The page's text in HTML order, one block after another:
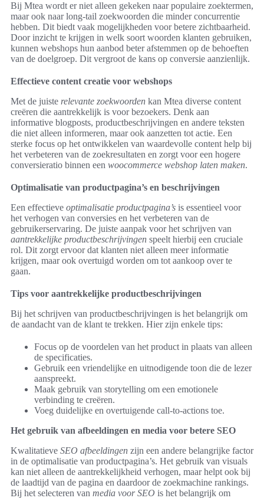
Bij Mtea wordt er niet alleen gekeken naar populaire zoektermen,
maar ook naar long-tail zoekwoorden die minder concurrentie
hebben. Dit biedt vaak mogelijkheden voor betere zichtbaarheid.
Door inzicht te krijgen in welk soort woorden klanten gebruiken,
kunnen webshops hun aanbod beter afstemmen op de behoeften
van de doelgroep. Dit vergroot de kans op conversie aanzienlijk.
Effectieve content creatie voor webshops
Met de juiste relevante zoekwoorden kan Mtea diverse content
creëren die aantrekkelijk is voor bezoekers. Denk aan
informative blogposts, productbeschrijvingen en andere teksten
die niet alleen informeren, maar ook aanzetten tot actie. Een
sterke focus op het ontwikkelen van waardevolle content help bij
het verbeteren van de zoekresultaten en zorgt voor een hogere
conversieratio binnen een woocommerce webshop laten maken.
Optimalisatie van productpagina’s en beschrijvingen
Een effectieve optimalisatie productpagina’s is essentieel voor
het verhogen van conversies en het verbeteren van de
gebruikerservaring. De juiste aanpak voor het schrijven van
aantrekkelijke productbeschrijvingen speelt hierbij een cruciale
rol. Dit zorgt ervoor dat klanten niet alleen meer informatie
krijgen, maar ook overtuigd worden om tot aankoop over te
gaan.
Tips voor aantrekkelijke productbeschrijvingen
Bij het schrijven van productbeschrijvingen is het belangrijk om
de aandacht van de klant te trekken. Hier zijn enkele tips:
Focus op de voordelen van het product in plaats van alleen
de specificaties.
Gebruik een vriendelijke en uitnodigende toon die de lezer
aanspreekt.
Maak gebruik van storytelling om een emotionele
verbinding te creëren.
Voeg duidelijke en overtuigende call-to-actions toe.
Het gebruik van afbeeldingen en media voor betere SEO
Kwalitatieve SEO afbeeldingen zijn een andere belangrijke factor
in de optimalisatie van productpagina’s. Het gebruik van visuals
kan niet alleen de aantrekkelijkheid verhogen, maar helpt ook bij
de laadtijd van de pagina en daardoor de zoekmachine rankings.
Bij het selecteren van media voor SEO is het belangrijk om